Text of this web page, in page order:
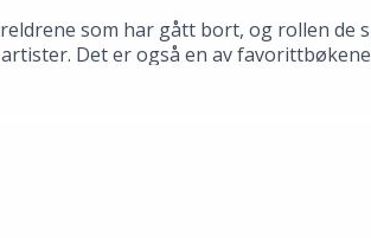
som har gått bort, og rollen de
Det er også en av
Synne Fredriksen og